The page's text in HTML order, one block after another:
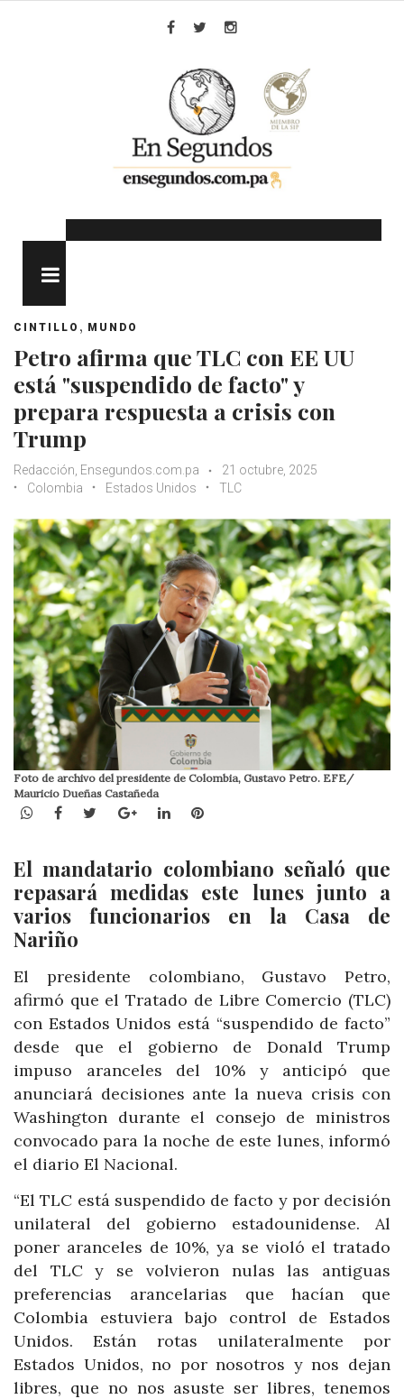
CINTILLO , MUNDO
Petro afirma que TLC con EE UU
está "suspendido de facto" y
prepara respuesta a crisis con
Trump
Redacción, Ensegundos.com.pa
21 octubre, 2025
Colombia
Estados Unidos TLC
Foto de archivo del presidente de Colombia, Gustavo Petro. EFE/
Mauricio Dueñas Castañeda
WhatsApp
Facebook
TwitterGoogle+LinkedInPinterest
El mandatario colombiano señaló que
repasará medidas este lunes junto a
varios funcionarios en la Casa de
Nariño
El presidente colombiano, Gustavo Petro,
afirmó que el Tratado de Libre Comercio (TLC)
con Estados Unidos está “suspendido de facto”
desde que el gobierno de Donald Trump
impuso aranceles del 10% y anticipó que
anunciará decisiones ante la nueva crisis con
Washington durante el consejo de ministros
convocado para la noche de este lunes, informó
el diario El Nacional.
“El TLC está suspendido de facto y por decisión
unilateral del gobierno estadounidense. Al
poner aranceles de 10%, ya se violó el tratado
del TLC y se volvieron nulas las antiguas
preferencias arancelarias que hacían que
Colombia estuviera bajo control de Estados
Unidos. Están rotas unilateralmente por
Estados Unidos, no por nosotros y nos dejan
libres, que no nos asuste ser libres, tenemos